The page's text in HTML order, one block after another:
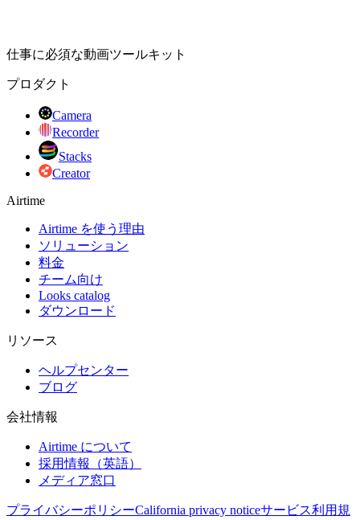
仕事に必須な動画ツールキット
プロダクト
Camera
Recorder
Stacks
Creator
Airtime
Airtime を使う理由
ソリューション
料金
チーム向け
Looks catalog
ダウンロード
リソース
ヘルプセンター
ブログ
会社情報
Airtime について
採用情報（英語）
メディア窓口
プライバシーポリシーCalifornia privacy noticeサービス利用規